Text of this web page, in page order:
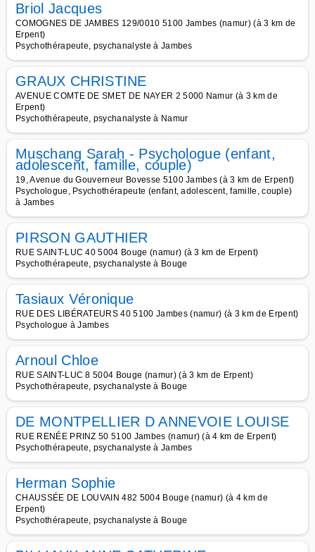
Briol Jacques
COMOGNES DE JAMBES 129/0010 5100 Jambes (namur) (à 3 km de
Erpent)
Psychothérapeute, psychanalyste à Jambes
GRAUX CHRISTINE
AVENUE COMTE DE SMET DE NAYER 2 5000 Namur (à 3 km de
Erpent)
Psychothérapeute, psychanalyste à Namur
Muschang Sarah - Psychologue (enfant,
adolescent, famille, couple)
19, Avenue du Gouverneur Bovesse 5100 Jambes (à 3 km de Erpent)
Psychologue, Psychothérapeute (enfant, adolescent, famille, couple)
à Jambes
PIRSON GAUTHIER
RUE SAINT-LUC 40 5004 Bouge (namur) (à 3 km de Erpent)
Psychothérapeute, psychanalyste à Bouge
Tasiaux Véronique
RUE DES LIBÉRATEURS 40 5100 Jambes (namur) (à 3 km de Erpent)
Psychologue à Jambes
Arnoul Chloe
RUE SAINT-LUC 8 5004 Bouge (namur) (à 3 km de Erpent)
Psychothérapeute, psychanalyste à Bouge
DE MONTPELLIER D ANNEVOIE LOUISE
RUE RENÉE PRINZ 50 5100 Jambes (namur) (à 4 km de Erpent)
Psychothérapeute, psychanalyste à Jambes
Herman Sophie
CHAUSSÉE DE LOUVAIN 482 5004 Bouge (namur) (à 4 km de
Erpent)
Psychothérapeute, psychanalyste à Bouge